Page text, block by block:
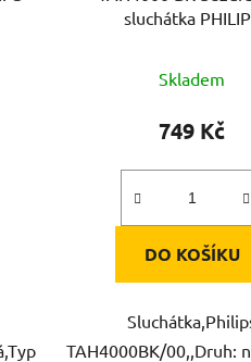
sluchátka
Skladem
749 Kč
DO KOŠÍKU
TAH4000BK/00,,Druh: